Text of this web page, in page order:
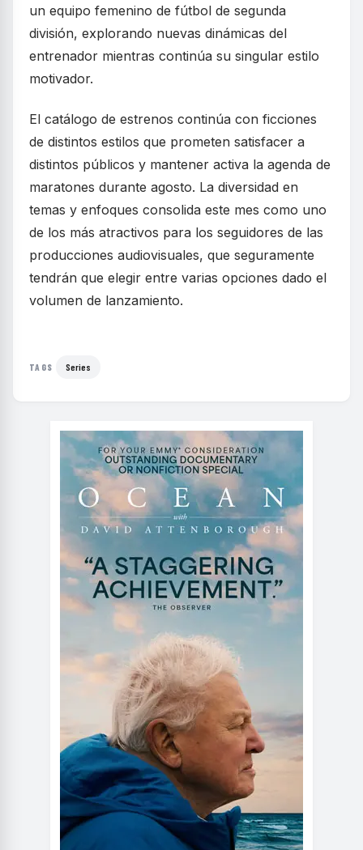
un equipo femenino de fútbol de segunda
división, explorando nuevas dinámicas del
entrenador mientras continúa su singular estilo
motivador.
El catálogo de estrenos continúa con ficciones
de distintos estilos que prometen satisfacer a
distintos públicos y mantener activa la agenda de
maratones durante agosto. La diversidad en
temas y enfoques consolida este mes como uno
de los más atractivos para los seguidores de las
producciones audiovisuales, que seguramente
tendrán que elegir entre varias opciones dado el
volumen de lanzamiento.
TAGS Series